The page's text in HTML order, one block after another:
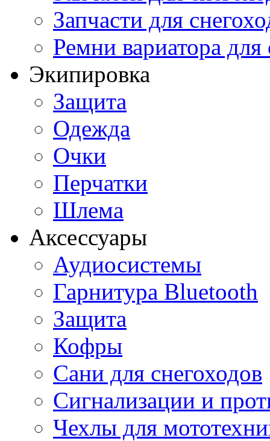
Запчасти для
Ремни вариатора для
Экипировка
Защита
Одежда
Очки
Перчатки
Шлема
Аксессуары
Аудиосистемы
Гарнитура Bluetooth
Защита
Кофры
Сани для снегоходов
Сигнализации и
Чехлы для